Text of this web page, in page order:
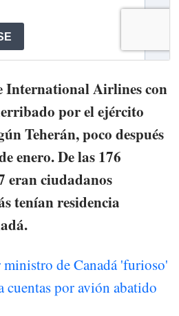
International Airlines con
por el ejército
Teherán, poco después
enero. De las 176
eran ciudadanos
tenían residencia
de Canadá 'furioso'
cuentas por avión abatido